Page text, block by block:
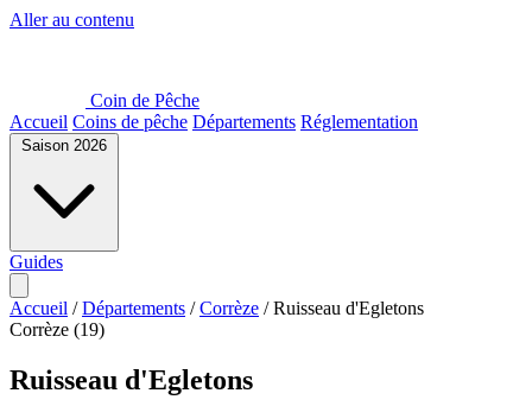
Aller au contenu
Coin de Pêche
Accueil Coins de pêche Départements Réglementation
Saison 2026
Guides
Accueil / Départements / Corrèze / Ruisseau d'Egletons
Corrèze (19)
Ruisseau d'Egletons